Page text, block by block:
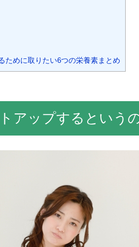
ために取りたい6つの栄養素まとめ
アップするという